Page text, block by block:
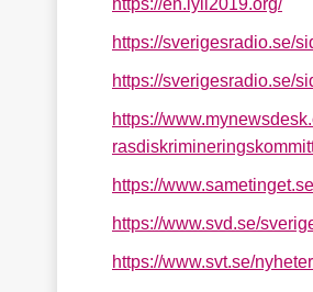
https://sverigesradio.se/
https://sverigesradio.se/
https://
https://
https://www.svd.se/
https://www.svt.se/